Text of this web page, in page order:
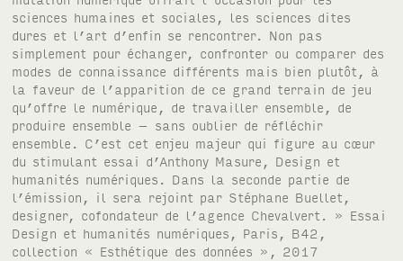
sciences humaines et sociales, les sciences dites
dures et l’art d’enfin se rencontrer. Non pas
simplement pour échanger, confronter ou comparer des
modes de connaissance différents mais bien plutôt, à
la faveur de l’apparition de ce grand terrain de jeu
qu’offre le numérique, de travailler ensemble, de
produire ensemble – sans oublier de réfléchir
ensemble. C’est cet enjeu majeur qui figure au cœur
du stimulant essai d’Anthony Masure, Design et
humanités numériques. Dans la seconde partie de
l’émission, il sera rejoint par Stéphane Buellet,
designer, cofondateur de l’agence Chevalvert. » Essai
Design et humanités numériques, Paris, B42,
collection « Esthétique des données », 2017